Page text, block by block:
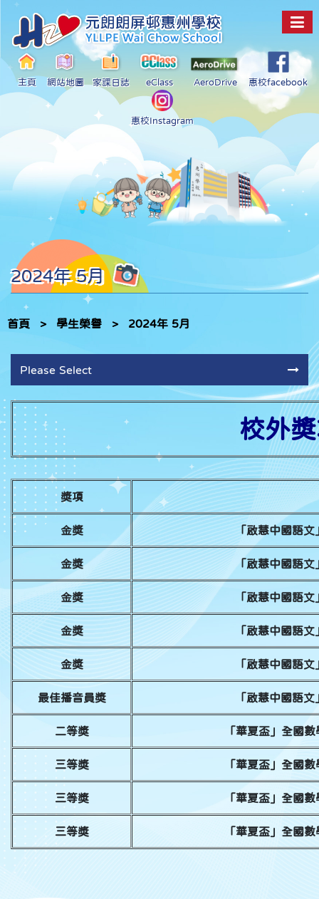
主頁 網站地圖 家課日誌 eClass AeroDrive 惠校facebook
惠校Instagram
2024年 5月
首頁 > 學生榮譽 > 2024年 5月
Please Select
校外
獎項
金獎 「啟慧中國語文
金獎 「啟慧中國語
金獎 「啟慧中國語
金獎 「啟慧中國語
金獎 「啟慧中國語
最佳播音員獎 「啟慧中國語
二等獎 「華夏盃」全國
三等獎 「華夏盃」全國
三等獎 「華夏盃」全國
三等獎 「華夏盃」全國